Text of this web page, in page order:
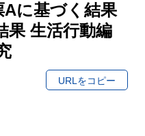
Aに基づく結果
果 生活行動編
URLをコピー